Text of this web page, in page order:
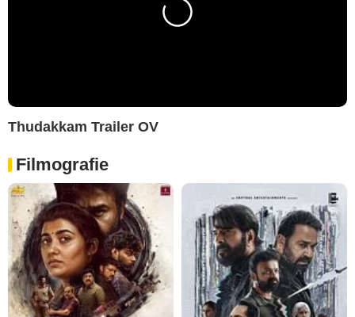
Thudakkam Trailer OV
Filmografie